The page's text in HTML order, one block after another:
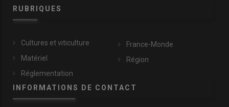
RUBRIQUES
Cultures et viticulture
Matériel
Réglementation
France-Monde
Région
INFORMATIONS DE CONTACT